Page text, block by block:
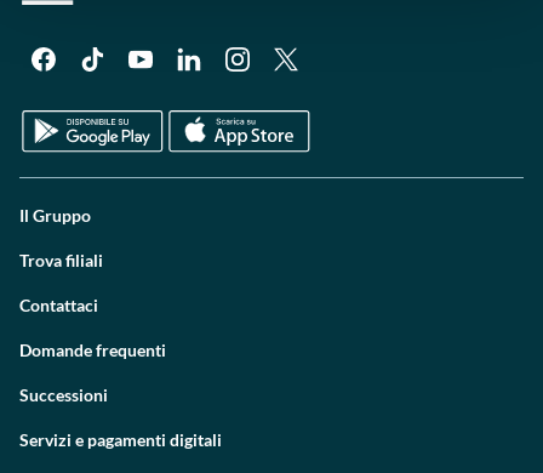
Il Gruppo
Trova filiali
Contattaci
Domande frequenti
Successioni
Servizi e pagamenti digitali